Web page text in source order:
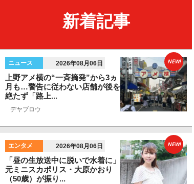
新着記事
ニュース 2026年08月06日
上野アメ横の“一斉摘発”から3ヵ
月も…警告に従わない店舗が後を
絶たず「路上...
デヤブロウ
NEW!
エンタメ 2026年08月06日
「昼の生放送中に脱いで水着に」
元ミニスカポリス・大原かおり
（50歳）が振り...
NEW!